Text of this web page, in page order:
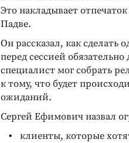
Это накладывает
Падве.
Он рассказал, как
перед сессией
специалист мог собрать
к тому, что будет
ожиданий.
Сергей Ефимович назвал
клиенты, которые